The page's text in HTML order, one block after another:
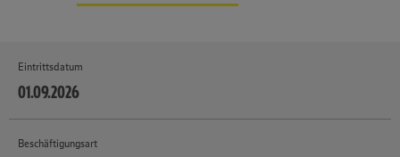
Eintrittsdatum
01.09.2026
Beschäftigungsart